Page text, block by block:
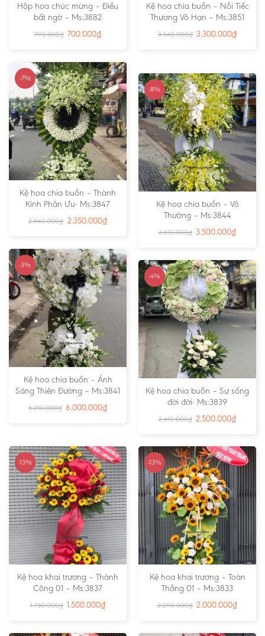
Hộp hoa chúc mừng – Điều
bất ngờ – Ms:3882
790.000₫ 700.000₫
Kệ hoa chia buồn – Nỗi Tiếc
Thương Vô Hạn – Ms:3851
3.540.000₫ 3.300.000₫
-7%
Kệ hoa chia buồn – Thành
Kính Phân Ưu- Ms:3847
2.540.000₫ 2.350.000₫
-8%
Kệ hoa chia buồn – Vô
Thường – Ms:3844
3.810.000₫ 3.500.000₫
-3%
Kệ hoa chia buồn – Ánh
Sáng Thiên Đường – Ms:3841
6.210.000₫ 6.000.000₫
-4%
Kệ hoa chia buồn – Sự sống
đời đời- Ms:3839
2.610.000₫ 2.500.000₫
-13%
Kệ hoa khai trương – Thành
Công 01 – Ms:3837
1.730.000₫ 1.500.000₫
-13%
Kệ hoa khai trương – Toàn
Thắng 01 – Ms:3833
2.290.000₫ 2.000.000₫